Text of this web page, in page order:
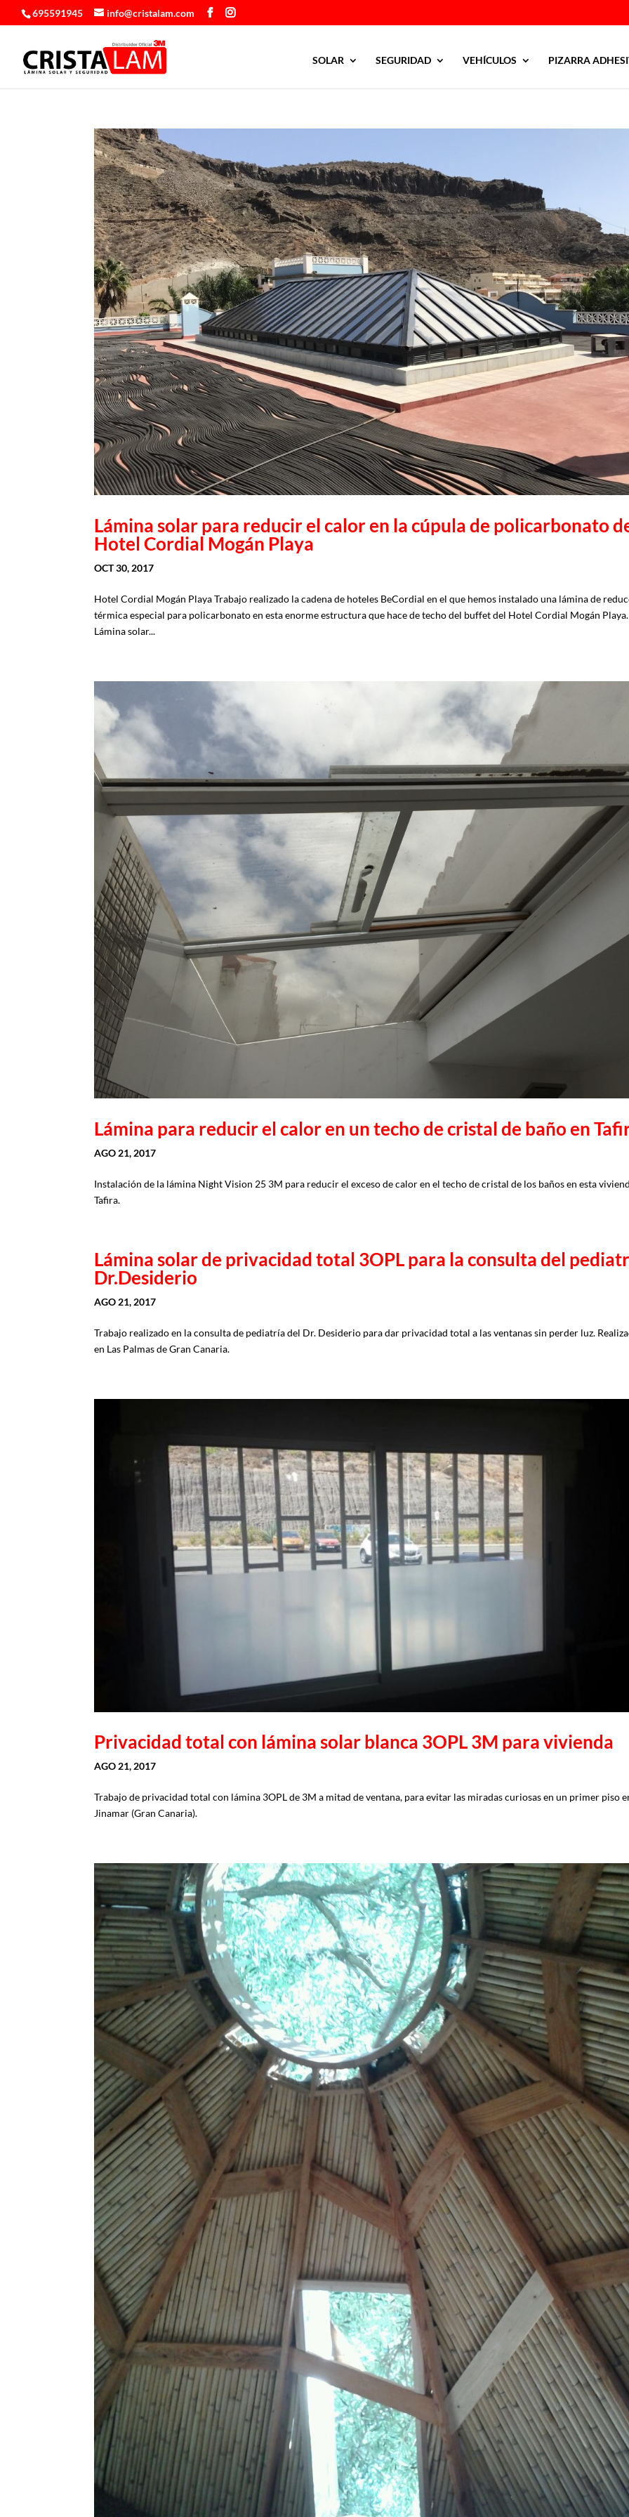
695591945 info@cristalam.com
SOLAR SEGURIDAD VEHÍCULOS PIZARRA
Lámina solar para reducir el calor en la cúpula de policarbonato
Hotel Cordial Mogán Playa
OCT 30, 2017
Hotel Cordial Mogán Playa Trabajo realizado la cadena de hoteles BeCordial en el que hemos instalado una lámina de
térmica especial para policarbonato en esta enorme estructura que hace de techo del buffet del Hotel Cordial Mogán Playa.
Lámina solar...
Lámina para reducir el calor en un techo de cristal de baño en
AGO 21, 2017
Instalación de la lámina Night Vision 25 3M para reducir el exceso de calor en el techo de cristal de los baños en esta
Tafira.
Lámina solar de privacidad total 3OPL para la consulta del
Dr.Desiderio
AGO 21, 2017
Trabajo realizado en la consulta de pediatría del Dr. Desiderio para dar privacidad total a las ventanas sin perder luz.
en Las Palmas de Gran Canaria.
Privacidad total con lámina solar blanca 3OPL 3M para vivienda
AGO 21, 2017
Trabajo de privacidad total con lámina 3OPL de 3M a mitad de ventana, para evitar las miradas curiosas en un primer piso
Jinamar (Gran Canaria).